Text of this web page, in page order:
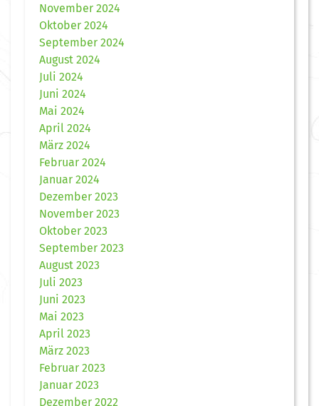
November 2024
Oktober 2024
September 2024
August 2024
Juli 2024
Juni 2024
Mai 2024
April 2024
März 2024
Februar 2024
Januar 2024
Dezember 2023
November 2023
Oktober 2023
September 2023
August 2023
Juli 2023
Juni 2023
Mai 2023
April 2023
März 2023
Februar 2023
Januar 2023
Dezember 2022